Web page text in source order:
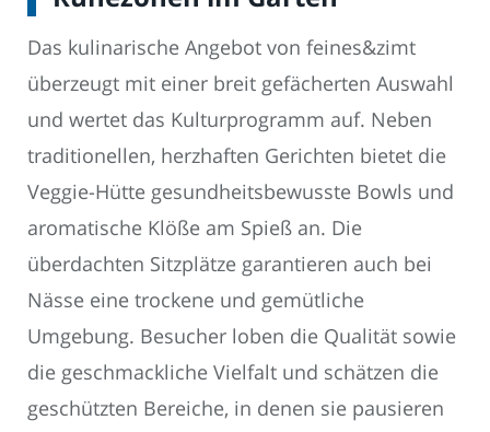
Das kulinarische Angebot von feines&zimt
überzeugt mit einer breit gefächerten Auswahl
und wertet das Kulturprogramm auf. Neben
traditionellen, herzhaften Gerichten bietet die
Veggie-Hütte gesundheitsbewusste Bowls und
aromatische Klöße am Spieß an. Die
überdachten Sitzplätze garantieren auch bei
Nässe eine trockene und gemütliche
Umgebung. Besucher loben die Qualität sowie
die geschmackliche Vielfalt und schätzen die
geschützten Bereiche, in denen sie pausieren